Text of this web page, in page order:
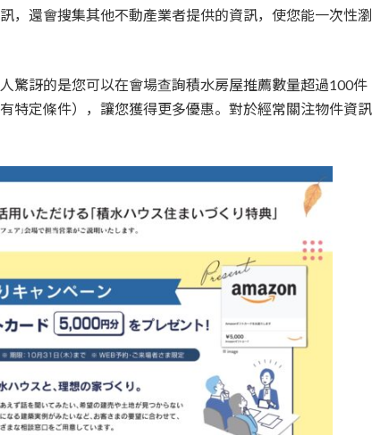
，還會搜集其他不動產業者提供的資訊，使您能一次性瀏
驚訝的是您可以在會場查詢積水房屋推薦數量超過100件
特定條件），讓您獲得更多優惠。對於經常關注物件資訊